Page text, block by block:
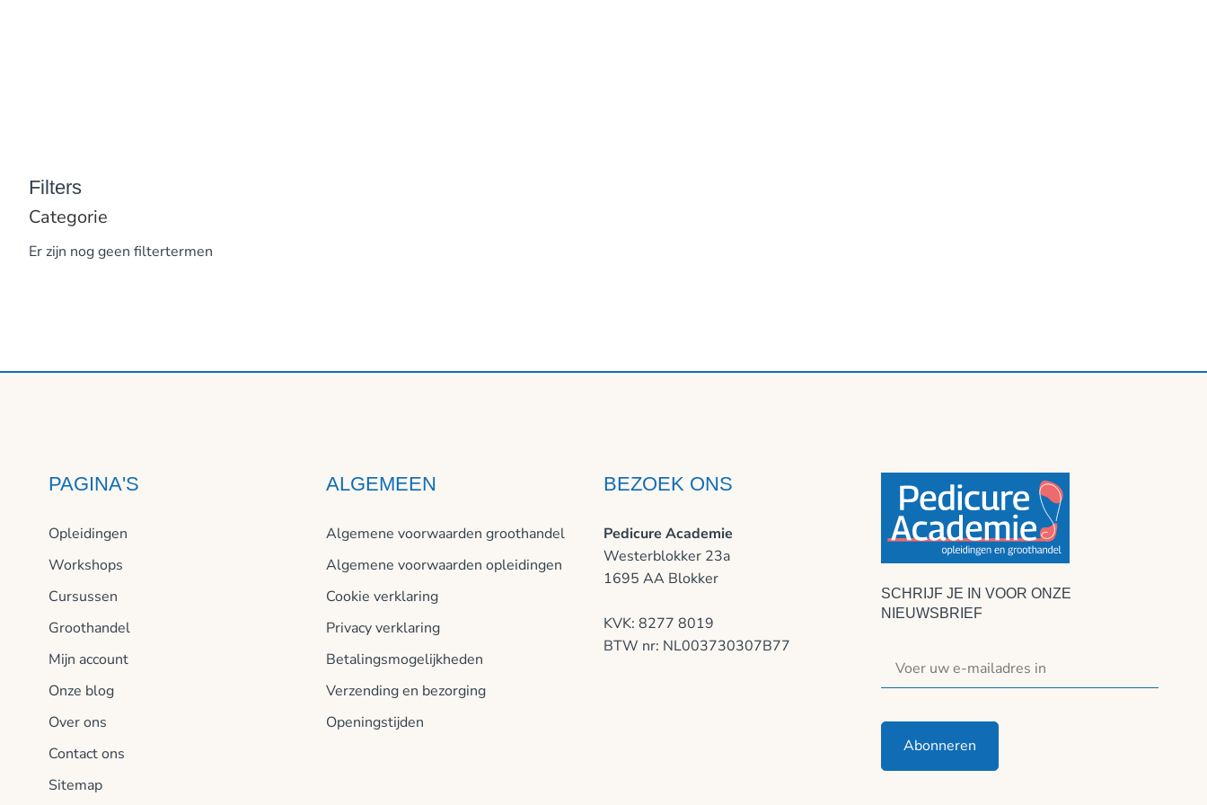
Filters
Categorie
Er zijn nog geen filtertermen
PAGINA'S
Opleidingen
Workshops
Cursussen
Groothandel
Mijn account
Onze blog
Over ons
Contact ons
Sitemap
ALGEMEEN
Algemene voorwaarden groothandel
Algemene voorwaarden opleidingen
Cookie verklaring
Privacy verklaring
Betalingsmogelijkheden
Verzending en bezorging
Openingstijden
BEZOEK ONS
Pedicure Academie
Westerblokker 23a
1695 AA Blokker
KVK: 8277 8019
BTW nr: NL003730307B77
SCHRIJF JE IN VOOR ONZE
NIEUWSBRIEF
Abonneren